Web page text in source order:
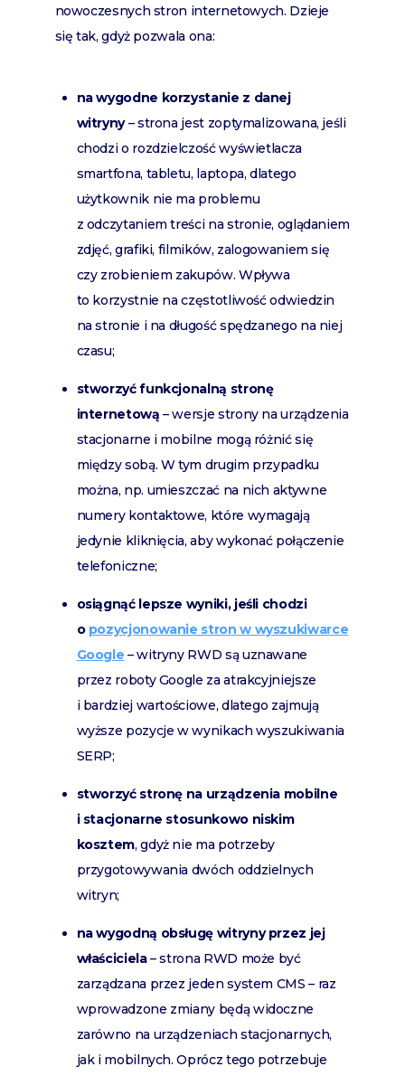
nowoczesnych stron internetowych. Dzieje
się tak, gdyż pozwala ona:
na wygodne korzystanie z danej
witryny– strona jest zoptymalizowana, jeśli
chodzi o rozdzielczość wyświetlacza
smartfona, tabletu, laptopa, dlatego
użytkownik nie ma problemu
z odczytaniem treści na stronie, oglądaniem
zdjęć, grafiki, filmików, zalogowaniem się
czy zrobieniem zakupów. Wpływa
to korzystnie na częstotliwość odwiedzin
na stronie i na długość spędzanego na niej
czasu;
stworzyć funkcjonalną stronę
internetową – wersje strony na urządzenia
stacjonarne i mobilne mogą różnić się
między sobą. W tym drugim przypadku
można, np. umieszczać na nich aktywne
numery kontaktowe, które wymagają
jedynie kliknięcia, aby wykonać połączenie
telefoniczne;
osiągnąć lepsze wyniki, jeśli chodzi
o pozycjonowanie stron w wyszukiwarce
Google – witryny RWD są uznawane
przez roboty Google za atrakcyjniejsze
i bardziej wartościowe, dlatego zajmują
wyższe pozycje w wynikach wyszukiwania
SERP;
stworzyć stronę na urządzenia mobilne
i stacjonarne stosunkowo niskim
kosztem, gdyż nie ma potrzeby
przygotowywania dwóch oddzielnych
witryn;
na wygodną obsługę witryny przez jej
właściciela– strona RWD może być
zarządzana przez jeden system CMS – raz
wprowadzone zmiany będą widoczne
zarówno na urządzeniach stacjonarnych,
jak i mobilnych. Oprócz tego potrzebuje